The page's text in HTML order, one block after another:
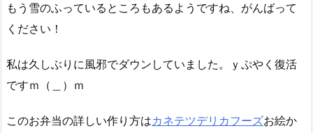
もう雪のふっているところもあるようですね、がんばって
ください！
私は久しぶりに風邪でダウンしていました。ｙぷやく復活
ですｍ（＿）ｍ
このお弁当の詳しい作り方はカネテツデリカフーズお絵か